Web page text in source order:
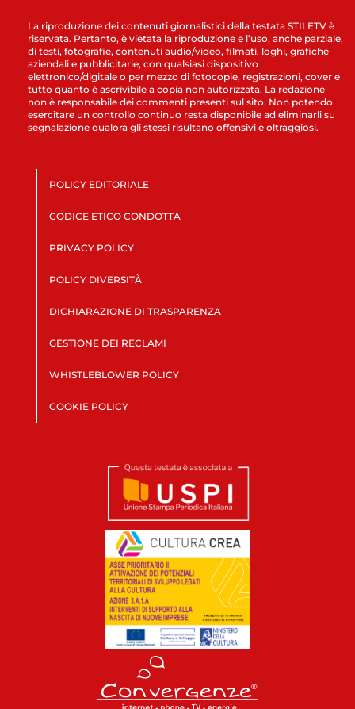
La riproduzione dei contenuti giornalistici della testata STILETV è
riservata. Pertanto, è vietata la riproduzione e l’uso, anche parziale,
di testi, fotografie, contenuti audio/video, filmati, loghi, grafiche
aziendali e pubblicitarie, con qualsiasi dispositivo
elettronico/digitale o per mezzo di fotocopie, registrazioni, cover e
tutto quanto è ascrivibile a copia non autorizzata. La redazione
non è responsabile dei commenti presenti sul sito. Non potendo
esercitare un controllo continuo resta disponibile ad eliminarli su
segnalazione qualora gli stessi risultano offensivi e oltraggiosi.
POLICY EDITORIALE
CODICE ETICO CONDOTTA
PRIVACY POLICY
POLICY DIVERSITÀ
DICHIARAZIONE DI TRASPARENZA
GESTIONE DEI RECLAMI
WHISTLEBLOWER POLICY
COOKIE POLICY